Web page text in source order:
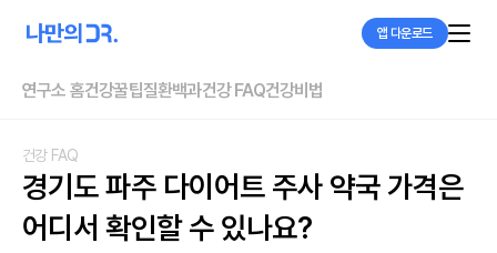
앱 다운로드
연구소 홈건강꿀팁질환백과건강 FAQ건강비법
건강 FAQ
경기도 파주 다이어트 주사 약국 가격은
어디서 확인할 수 있나요?